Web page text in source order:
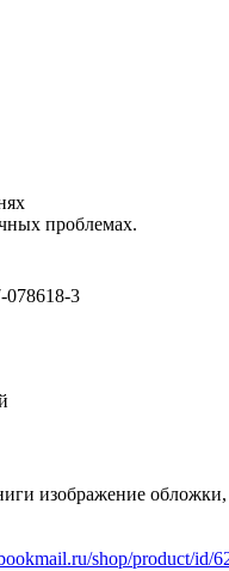
проблемах.
078618-3
изображение
shop/product/id/